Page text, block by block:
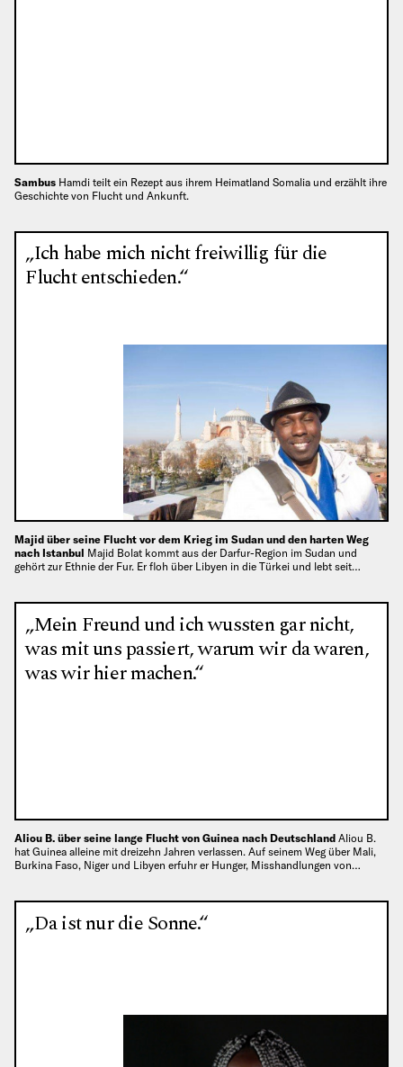
Sambus Hamdi teilt ein Rezept aus ihrem Heimatland Somalia und erzählt ihre
Geschichte von Flucht und Ankunft.
„Ich habe mich nicht freiwillig für die
Flucht entschieden.“
Majid über seine Flucht vor dem Krieg im Sudan und den harten Weg
nach Istanbul Majid Bolat kommt aus der Darfur-Region im Sudan und
gehört zur Ethnie der Fur. Er floh über Libyen in die Türkei und lebt seit…
„Mein Freund und ich wussten gar nicht,
was mit uns passiert, warum wir da waren,
was wir hier machen.“
Aliou B. über seine lange Flucht von Guinea nach Deutschland Aliou B.
hat Guinea alleine mit dreizehn Jahren verlassen. Auf seinem Weg über Mali,
Burkina Faso, Niger und Libyen erfuhr er Hunger, Misshandlungen von…
„Da ist nur die Sonne.“